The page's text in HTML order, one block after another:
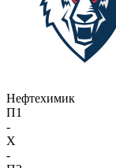
Нефтехимик
П1
-
X
-